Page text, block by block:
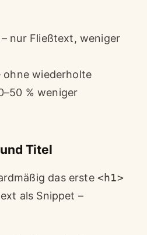
– nur Fließtext, weniger
wiederholte
% weniger
Titel
das erste<h1>
als Snippet –